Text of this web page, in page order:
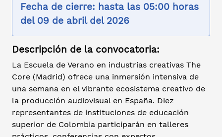
Fecha de cierre: hasta las 05:00 horas
del 09 de abril del 2026
Descripción de la convocatoria:
La Escuela de Verano en industrias creativas The
Core (Madrid) ofrece una inmersión intensiva de
una semana en el vibrante ecosistema creativo de
la producción audiovisual en España. Diez
representantes de instituciones de educación
superior de Colombia participarán en talleres